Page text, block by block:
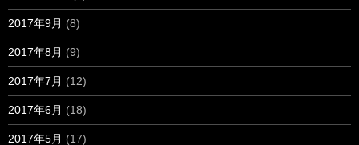
2017年9月 (8)
2017年8月 (9)
2017年7月 (12)
2017年6月 (18)
2017年5月 (17)